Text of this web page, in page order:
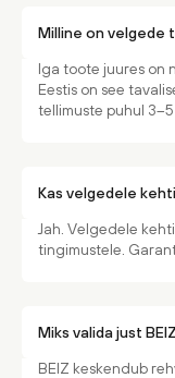
Milline on velgede
Iga toote juures on
Eestis on see
tellimuste puhul
Kas velgedele
Jah. Velgedele
tingimustele.
Miks valida just
BEIZ keskendub